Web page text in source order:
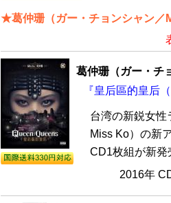
★葛仲珊（ガー・チョンシャン／
葛仲珊（ガー・チ
『皇后區的皇后
台湾の新鋭女性
Miss Ko）の新
CD1枚組が新発
2016年